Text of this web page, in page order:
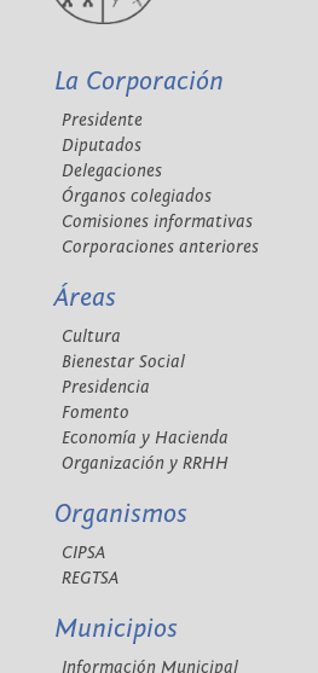
La Corporación
Presidente
Diputados
Delegaciones
Órganos colegiados
Comisiones informativas
Corporaciones anteriores
Áreas
Cultura
Bienestar Social
Presidencia
Fomento
Economía y Hacienda
Organización y RRHH
Organismos
CIPSA
REGTSA
Municipios
Información Municipal